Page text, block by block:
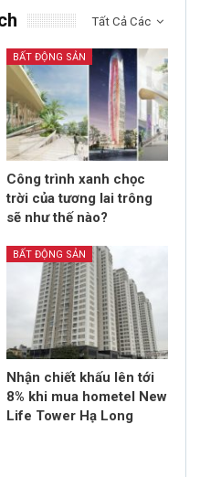
Tất Cả Các
BẤT ĐỘNG SẢN
Công trình xanh chọc
trời của tương lai trông
sẽ như thế nào?
BẤT ĐỘNG SẢN
Nhận chiết khấu lên tới
8% khi mua hometel New
Life Tower Hạ Long